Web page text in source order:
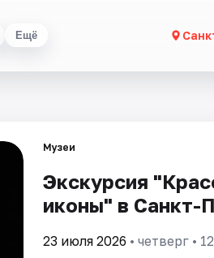
Ещё
Музеи
Экскурсия
иконы" в Санкт-
23 июля 2026 • четверг •